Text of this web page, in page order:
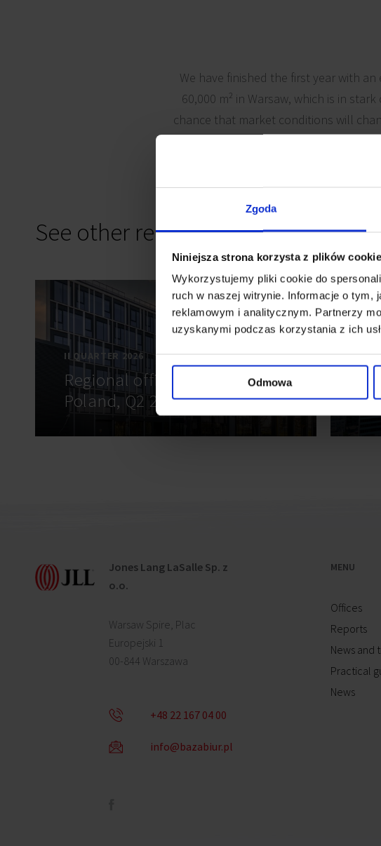
Zgoda
Niniejsza strona korzysta z plików cookie
Wykorzystujemy pliki cookie do
ruch w naszej witrynie. Informacje o tym,
reklamowym i analitycznym. Partnerzy
uzyskanymi podczas korzystania z ich
Odmowa
We have finished the first year with
60,000 m² in Warsaw, which is in
chance that market conditions will
See other reports
II QUARTER 2026
Regional office markets in
Poland, Q2 2026
Jones Lang LaSalle Sp. z
o.o.
Warsaw Spire, Plac
Europejski 1
00-844 Warszawa
+48 22 167 04 00
info@bazabiur.pl
MENU
Offices
Reports
News and
Practical
News